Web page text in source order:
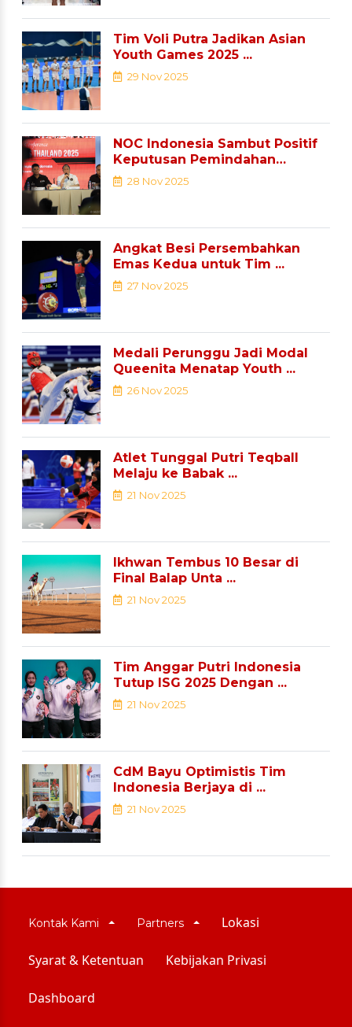
Tim Voli Putra Jadikan Asian
Youth Games 2025 ...
29 Nov 2025
NOC Indonesia Sambut Positif
Keputusan Pemindahan
Sejumlah ...
28 Nov 2025
Angkat Besi Persembahkan
Emas Kedua untuk Tim ...
27 Nov 2025
Medali Perunggu Jadi Modal
Queenita Menatap Youth ...
26 Nov 2025
Atlet Tunggal Putri Teqball
Melaju ke Babak ...
21 Nov 2025
Ikhwan Tembus 10 Besar di
Final Balap Unta ...
21 Nov 2025
Tim Anggar Putri Indonesia
Tutup ISG 2025 Dengan ...
21 Nov 2025
CdM Bayu Optimistis Tim
Indonesia Berjaya di ...
21 Nov 2025
Kontak Kami Partners Lokasi
Syarat & Ketentuan Kebijakan Privasi
Dashboard